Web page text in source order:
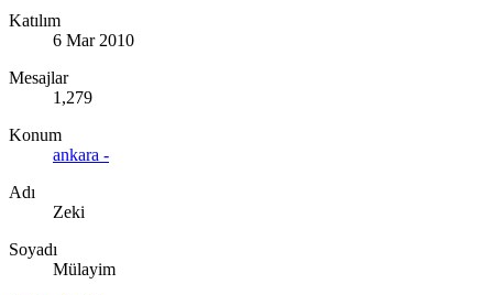
Katılım
6 Mar 2010
Mesajlar
1,279
Konum
ankara -
Adı
Zeki
Soyadı
Mülayim